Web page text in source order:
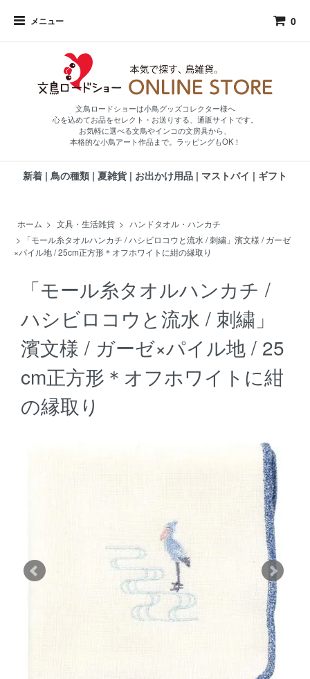
メニュー 0
文鳥ロードショーは小鳥グッズコレクター様へ
心を込めてお品をセレクト・お送りする、通販サイトです。
お気軽に選べる文鳥やインコの文房具から、
本格的な小鳥アート作品まで。ラッピングもOK！
新着 | 鳥の種類 | 夏雑貨 | お出かけ用品 | マストバイ | ギフト
ホーム > 文具・生活雑貨 > ハンドタオル・ハンカチ
>
「モール糸タオルハンカチ / ハシビロコウと流水 / 刺繍」濱文様 / ガーゼ
×パイル地 / 25cm正方形＊オフホワイトに紺の縁取り
「モール糸タオルハンカチ /
ハシビロコウと流水 / 刺繍」
濱文様 / ガーゼ×パイル地 / 25
cm正方形＊オフホワイトに紺
の縁取り